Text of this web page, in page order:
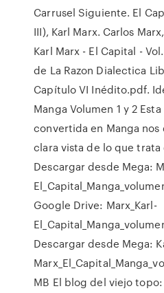
Carrusel Siguiente. El
III), Karl Marx. Carlos
Karl Marx - El Capital -
de La Razon Dialectica
Capítulo VI Inédito.pdf.
Manga Volumen 1 y 2
convertida en Manga
clara vista de lo que trata
Descargar desde Mega:
Google Drive: Marx_Karl-
Descargar desde Mega:
MB El blog del viejo